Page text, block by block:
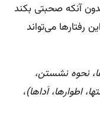
آنکه صحبتی بکند
رفتارها می‌تواند
نحوه نشستن،
اطوارها، اَداها)،